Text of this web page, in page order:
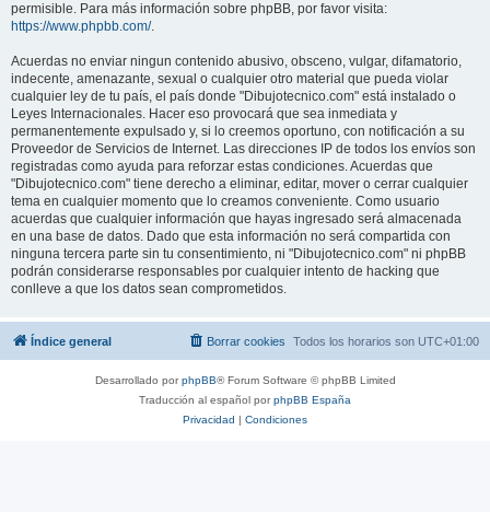
permisible. Para más información sobre phpBB, por favor visita:
https://www.phpbb.com/.
Acuerdas no enviar ningun contenido abusivo, obsceno, vulgar, difamatorio,
indecente, amenazante, sexual o cualquier otro material que pueda violar
cualquier ley de tu país, el país donde "Dibujotecnico.com" está instalado o
Leyes Internacionales. Hacer eso provocará que sea inmediata y
permanentemente expulsado y, si lo creemos oportuno, con notificación a su
Proveedor de Servicios de Internet. Las direcciones IP de todos los envíos son
registradas como ayuda para reforzar estas condiciones. Acuerdas que
"Dibujotecnico.com" tiene derecho a eliminar, editar, mover o cerrar cualquier
tema en cualquier momento que lo creamos conveniente. Como usuario
acuerdas que cualquier información que hayas ingresado será almacenada
en una base de datos. Dado que esta información no será compartida con
ninguna tercera parte sin tu consentimiento, ni "Dibujotecnico.com" ni phpBB
podrán considerarse responsables por cualquier intento de hacking que
conlleve a que los datos sean comprometidos.
Índice general Todos los horarios son UTC+01:00
Borrar cookies
Desarrollado porphpBB® Forum Software © phpBB Limited
Traducción al español porphpBB España
Privacidad | Condiciones